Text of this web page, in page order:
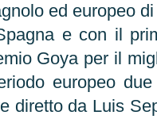
ed europeo
e con il
Goya per il
europeo
diretto da Luis